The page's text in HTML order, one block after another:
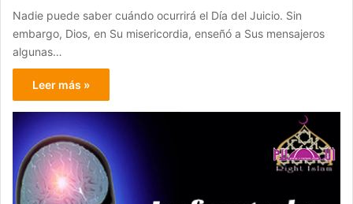
Nadie puede saber cuándo ocurrirá el Día del Juicio. Sin
embargo, Dios, en Su misericordia, enseñó a Sus mensajeros
algunas…
Leer más »